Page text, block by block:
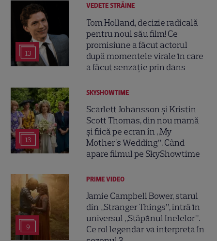
13
VEDETE STRĂINE
Tom Holland, decizie radicală
pentru noul său film! Ce
promisiune a făcut actorul
după momentele virale în care
a făcut senzație prin dans
13
SKYSHOWTIME
Scarlett Johansson și Kristin
Scott Thomas, din nou mamă
și fiică pe ecran în „My
Mother's Wedding”. Când
apare filmul pe SkyShowtime
9
PRIME VIDEO
Jamie Campbell Bower, starul
din „Stranger Things”, intră în
universul „Stăpânul Inelelor”.
Ce rol legendar va interpreta în